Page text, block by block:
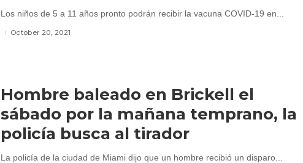
Los niños de 5 a 11 años pronto podrán recibir la vacuna COVID-19 en...
October 20, 2021
Hombre baleado en Brickell el
sábado por la mañana temprano, la
policía busca al tirador
La policía de la ciudad de Miami dijo que un hombre recibió un disparo...